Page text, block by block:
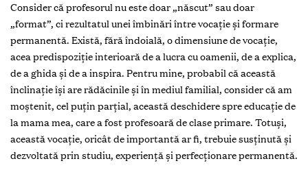
Consider că profesorul nu este doar „născut” sau doar
„format”, ci rezultatul unei îmbinări între vocație și formare
permanentă. Există, fără îndoială, o dimensiune de vocație,
acea predispoziție interioară de a lucra cu oamenii, de a explica,
de a ghida și de a inspira. Pentru mine, probabil că această
înclinație își are rădăcinile și în mediul familial, consider că am
moștenit, cel puțin parțial, această deschidere spre educație de
la mama mea, care a fost profesoară de clase primare. Totuși,
această vocație, oricât de importantă ar fi, trebuie susținută și
dezvoltată prin studiu, experiență și perfecționare permanentă.